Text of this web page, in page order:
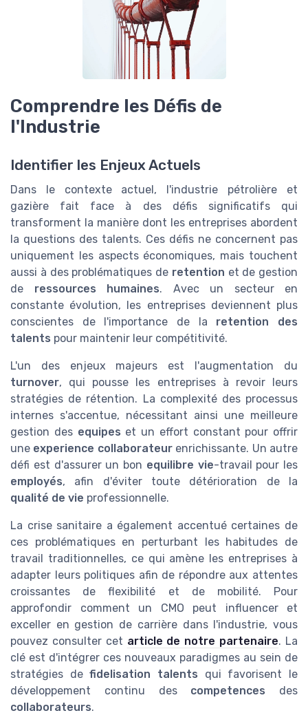
Comprendre les Défis de
l'Industrie
Identifier les Enjeux Actuels
Dans le contexte actuel, l'industrie pétrolière et
gazière fait face à des défis significatifs qui
transforment la manière dont les entreprises abordent
la questions des talents. Ces défis ne concernent pas
uniquement les aspects économiques, mais touchent
aussi à des problématiques de retention et de gestion
de ressources humaines. Avec un secteur en
constante évolution, les entreprises deviennent plus
conscientes de l'importance de la retention des
talents pour maintenir leur compétitivité.
L'un des enjeux majeurs est l'augmentation du
turnover, qui pousse les entreprises à revoir leurs
stratégies de rétention. La complexité des processus
internes s'accentue, nécessitant ainsi une meilleure
gestion des equipes et un effort constant pour offrir
une experience collaborateurenrichissante. Un autre
défi est d'assurer un bon equilibre vie-travail pour les
employés, afin d'éviter toute détérioration de la
qualité de vie professionnelle.
La crise sanitaire a également accentué certaines de
ces problématiques en perturbant les habitudes de
travail traditionnelles, ce qui amène les entreprises à
adapter leurs politiques afin de répondre aux attentes
croissantes de flexibilité et de mobilité. Pour
approfondir comment un CMO peut influencer et
exceller en gestion de carrière dans l'industrie, vous
pouvez consulter cet article de notre partenaire. La
clé est d'intégrer ces nouveaux paradigmes au sein de
stratégies defidelisation talents qui favorisent le
développement continu des competences des
collaborateurs.